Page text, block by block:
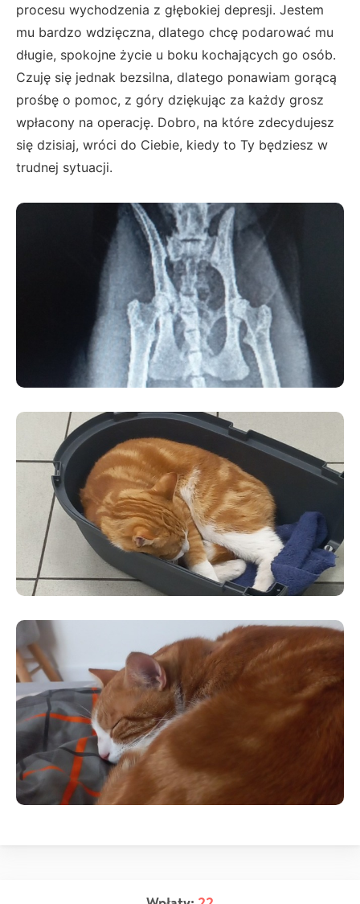
procesu wychodzenia z głębokiej depresji. Jestem
mu bardzo wdzięczna, dlatego chcę podarować mu
długie, spokojne życie u boku kochających go osób.
Czuję się jednak bezsilna, dlatego ponawiam gorącą
prośbę o pomoc, z góry dziękując za każdy grosz
wpłacony na operację. Dobro, na które zdecydujesz
się dzisiaj, wróci do Ciebie, kiedy to Ty będziesz w
trudnej sytuacji.